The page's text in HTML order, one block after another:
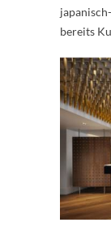
bereits